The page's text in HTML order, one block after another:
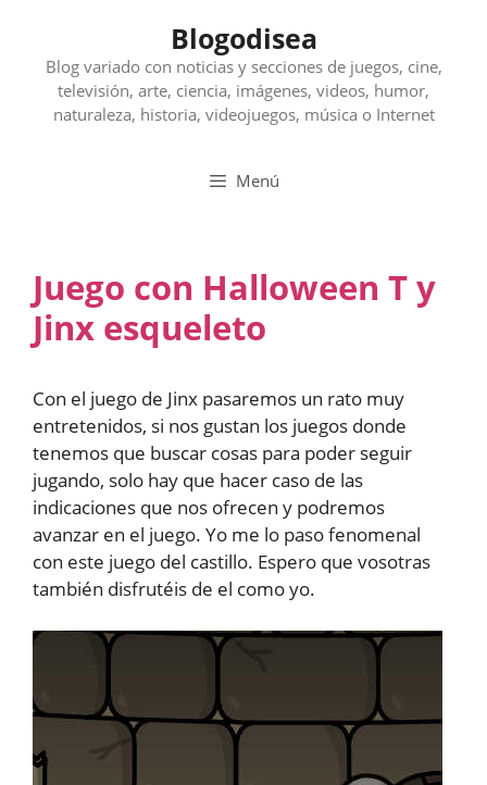
contenido
Blogodisea
Blog variado con noticias y secciones de juegos, cine,
televisión, arte, ciencia, imágenes, videos, humor,
naturaleza, historia, videojuegos, música o Internet
Menú
Juego con Halloween T y
Jinx esqueleto
Con el juego de Jinx pasaremos un rato muy
entretenidos, si nos gustan los juegos donde
tenemos que buscar cosas para poder seguir
jugando, solo hay que hacer caso de las
indicaciones que nos ofrecen y podremos
avanzar en el juego. Yo me lo paso fenomenal
con este juego del castillo. Espero que vosotras
también disfrutéis de el como yo.